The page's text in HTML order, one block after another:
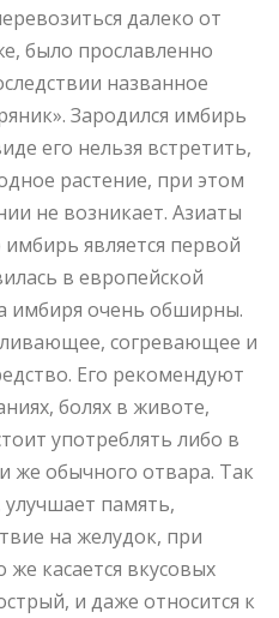
далеко от
было прославленно
названное
Зародился имбирь
его нельзя встретить,
растение, при этом
не возникает. Азиаты
является первой
в европейской
имбиря очень обширны.
согревающее и
Его рекомендуют
болях в животе,
употреблять либо в
же обычного отвара. Так
память,
на желудок, при
же касается вкусовых
и даже относится к